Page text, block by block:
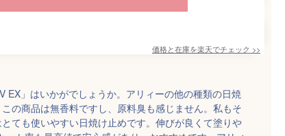
価格と在庫を楽天でチェック >>
EX」はいかがでしょうか。アリィーの他の種類の日焼
の商品は無香料ですし、原料臭も感じません。私もそ
ても使いやすい日焼け止めです。伸びが良くて塗りや